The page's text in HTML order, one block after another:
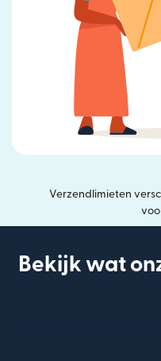
Verzendlimieten
Bekijk wat